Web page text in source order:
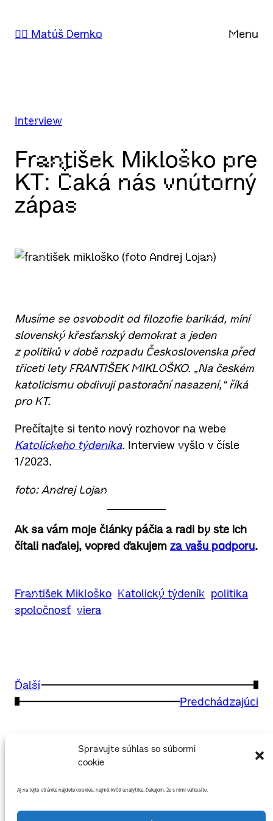
Spravujte súhlas so súbormi
cookie
Aj na tejto stránke nájdete cookies, najmä kvôli analytike. Ďakujem, že s nimi súhlasíte.
na🙋‍♂️ Matúš Demko Menu
Interview
František Mikloško pre
KT: Čaká nás vnútorný
zápas
Musíme se osvobodit od filozofie barikád, míní
slovenský křesťanský demokrat a jeden
z politiků v době rozpadu Československa před
třiceti lety FRANTIŠEK MIKLOŠKO. „Na českém
katolicismu obdivuji pastorační nasazení,“ říká
pro KT.
Prečítajte si tento nový rozhovor na webe
Katolíckeho týdeníka. Interview vyšlo v čísle
1/2023.
foto: Andrej Lojan
Ak sa vám moje články páčia a radi by ste ich
čítali naďalej, vopred ďakujemza vašu podporu.
František Mikloško Katolický týdeník politika
spoločnosť viera
Ďalší
→
←
Predchádzajúci